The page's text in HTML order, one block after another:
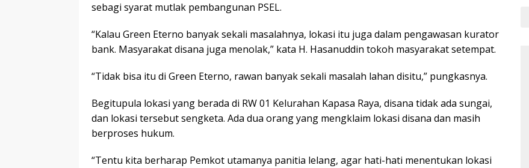
sebagi syarat mutlak pembangunan PSEL.
“Kalau Green Eterno banyak sekali masalahnya, lokasi itu juga dalam pengawasan kurator
bank. Masyarakat disana juga menolak,” kata H. Hasanuddin tokoh masyarakat setempat.
“Tidak bisa itu di Green Eterno, rawan banyak sekali masalah lahan disitu,” pungkasnya.
Begitupula lokasi yang berada di RW 01 Kelurahan Kapasa Raya, disana tidak ada sungai,
dan lokasi tersebut sengketa. Ada dua orang yang mengklaim lokasi disana dan masih
berproses hukum.
“Tentu kita berharap Pemkot utamanya panitia lelang, agar hati-hati menentukan lokasi